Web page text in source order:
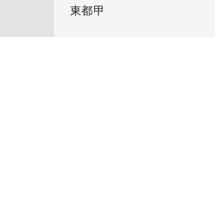
東都甲